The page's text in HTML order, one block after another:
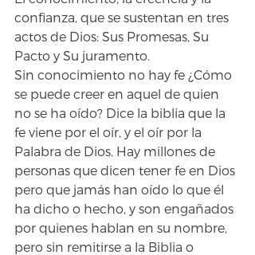
confianza, que se sustentan en tres
actos de Dios: Sus Promesas, Su
Pacto y Su juramento.
Sin conocimiento no hay fe ¿Cómo
se puede creer en aquel de quien
no se ha oído? Dice la biblia que la
fe viene por el oír, y el oír por la
Palabra de Dios. Hay millones de
personas que dicen tener fe en Dios
pero que jamás han oído lo que él
ha dicho o hecho, y son engañados
por quienes hablan en su nombre,
pero sin remitirse a la Biblia o